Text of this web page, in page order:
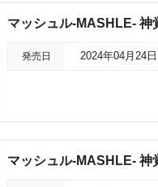
マッシュル-MASHLE- 神
発売日 2024年04月24日
マッシュル-MASHLE- 神